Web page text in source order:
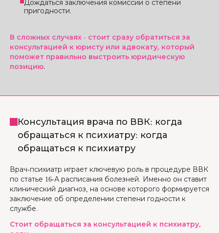
Дождаться заключения комиссии о степени
пригодности.
В сложных случаях - стоит сразу обратиться за
консультацией к юристу или адвокату, который
поможет правильно выстроить юридическую
позицию.
Консультация врача по ВВК: когда
обращаться к психиатру: когда
обращаться к психиатру
Врач-психиатр играет ключевую роль в процедуре ВВК
по статье 16-А расписания болезней. Именно он ставит
клинический диагноз, на основе которого формируется
заключение об определении степени годности к
службе.
Стоит обращаться за консультацией к психиатру,